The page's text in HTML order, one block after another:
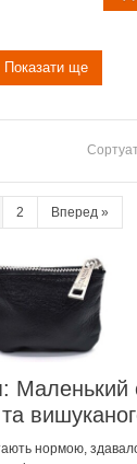
Показати ще
2 Вперед »
Маленький
нормою,